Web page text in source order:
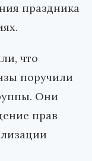
праздника
что
поручили
Они
прав